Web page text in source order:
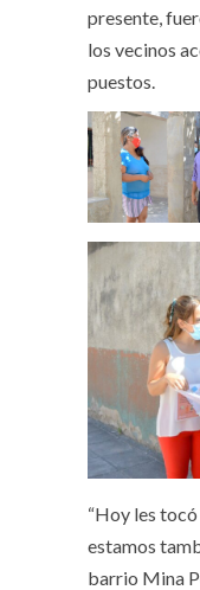
presente,
los vecinos
puestos.
“Hoy les
estamos
barrio Mina